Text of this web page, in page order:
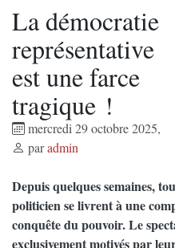
La démocratie
représentative
est une farce
tragique !
mercredi 29 octobre 2025,
paradmin
Depuis quelques semaines,
politicien se livrent à une
conquête du pouvoir. Le
exclusivement motivés par